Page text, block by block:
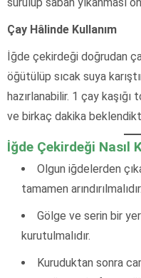
Çay Hâlinde Kullanım
İğde çekirdeği doğrudan
öğütülüp sıcak suya
hazırlanabilir. 1 çay kaşığı
ve birkaç dakika
İğde Çekirdeği Nasıl
Olgun iğdelerden
tamamen arındırılmalıdır.
Gölge ve serin bir
kurutulmalıdır.
Kuruduktan sonra